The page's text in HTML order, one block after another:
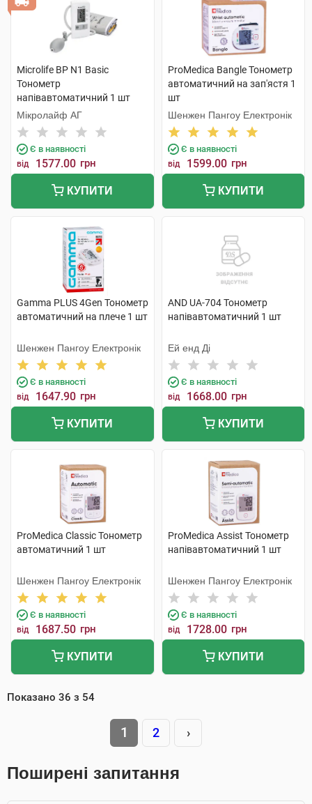
Microlife BP N1 Basic
Тонометр
напівавтоматичний 1 шт
Мікролайф AГ
Є в наявності
від 1577.00 грн
КУПИТИ
ProMedica Bangle Тонометр
автоматичний на зап'ястя 1
шт
Шенжен Пангоу Електронік
Є в наявності
від 1599.00 грн
КУПИТИ
Gamma PLUS 4Gen Тонометр
автоматичний на плече 1 шт
Шенжен Пангоу Електронік
Є в наявності
від 1647.90 грн
КУПИТИ
AND UA-704 Тонометр
напівавтоматичний 1 шт
Ей енд Ді
Є в наявності
від 1668.00 грн
КУПИТИ
ProMedica Classic Тонометр
автоматичний 1 шт
Шенжен Пангоу Електронік
Є в наявності
від 1687.50 грн
КУПИТИ
ProMedica Assist Тонометр
напівавтоматичний 1 шт
Шенжен Пангоу Електронік
Є в наявності
від 1728.00 грн
КУПИТИ
Показано 36 з 54
1 2 ›
Поширені запитання